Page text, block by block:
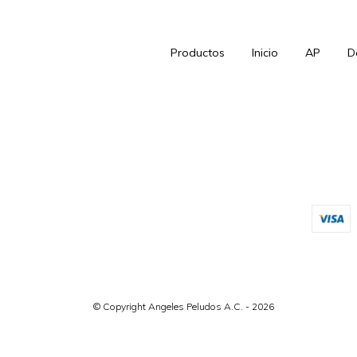
Productos Inicio AP
© Copyright Angeles Peludos A.C. - 2026